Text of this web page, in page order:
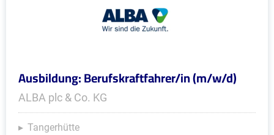
Ausbildung: Berufskraftfahrer/in (m/w/d)
ALBA plc & Co. KG
Tangerhütte